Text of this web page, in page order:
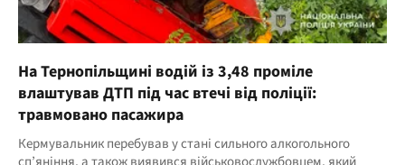
На Тернопільщині водій із 3,48 проміле
влаштував ДТП під час втечі від поліції:
травмовано пасажира
Кермувальник перебував у стані сильного алкогольного